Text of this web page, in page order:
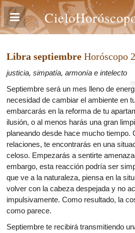
Libra septiembre Horóscopo
justicia, simpatía, armonía e intelecto
Septiembre será un mes lleno de
necesidad de cambiar el ambiente en
embarcarás en la reforma de tu
ilusión, o al menos harás una gran
planeando desde hace mucho tiempo.
relaciones, te encontrarás en una
celoso. Empezarás a sentirte
embargo, esta reacción podría ser
que ve a la naturaleza, piensa en la
volver con la cabeza despejada y no
impulsivamente. Como resultado, la
como parece.
Septiembre te recibirá transmitiendo